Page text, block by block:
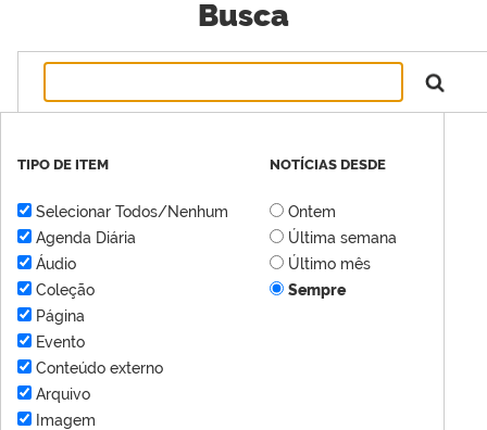
Busca
TIPO DE ITEM
Selecionar Todos/Nenhum
Agenda Diária
Áudio
Coleção
Página
Evento
Conteúdo externo
Arquivo
Imagem
NOTÍCIAS DESDE
Ontem
Última semana
Último mês
Sempre